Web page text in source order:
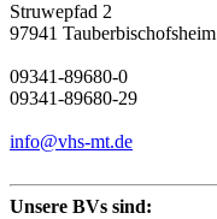
Struwepfad 2
97941 Tauberbischofsheim
09341-89680-0
09341-89680-29
info@vhs-mt.de
Unsere BVs sind: